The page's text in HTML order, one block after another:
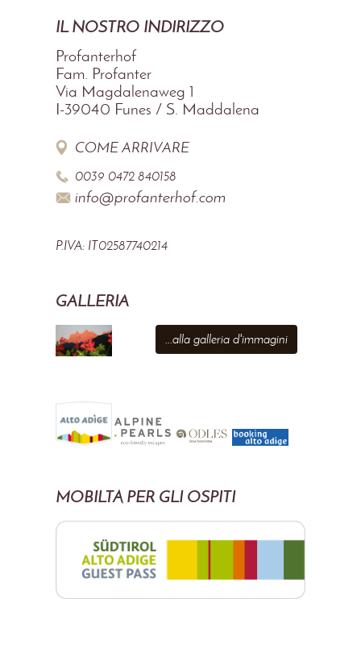
IL NOSTRO INDIRIZZO
Profanterhof
Fam. Profanter
Via Magdalenaweg 1
I-39040 Funes / S. Maddalena
COME ARRIVARE
0039 0472 840158
info@profanterhof.com
P.IVA: IT02587740214
GALLERIA
...alla galleria d'immagini
MOBILTÀ PER GLI OSPITI